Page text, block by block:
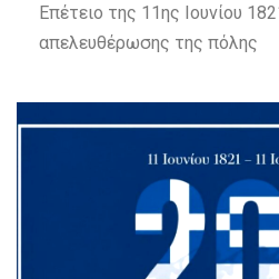
Επέτειο της 11ης Ιουνίου
απελευθέρωσης της πόλης